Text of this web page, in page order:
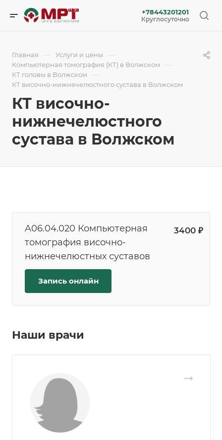
+78443201201
Круглосуточно
Главная — Услуги и цены —
Компьютерная томография (КТ) в Волжском —
КТ головы в Волжском —
КТ височно-нижнечелюстного сустава в Волжском
КТ височно-
нижнечелюстного
сустава в Волжском
A06.04.020 Компьютерная
томография височно-
нижнечелюстных суставов
3400 ₽
Запись онлайн
Наши врачи